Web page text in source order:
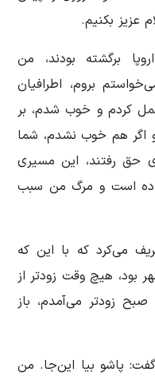
عزیز بكنیم.
برگشته بودند، من
بروم، اطرافیان
كردم و خوب شدم، بر
هم خوب نشدم، شما
حق رفتند، این مسیری
است و مرگ من سبب
می‌كرد که با این كه
بود، هیچ وقت زودتر از
زودتر می‌آمدم، باز
پاشو بیا این‌جا. من